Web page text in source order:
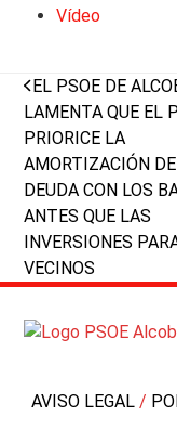
Vídeo
previous
post:
EL PSOE DE
LAMENTA QUE EL
PRIORICE LA
AMORTIZACIÓN
DEUDA CON LOS
ANTES QUE LAS
INVERSIONES
VECINOS
AVISO LEGAL /